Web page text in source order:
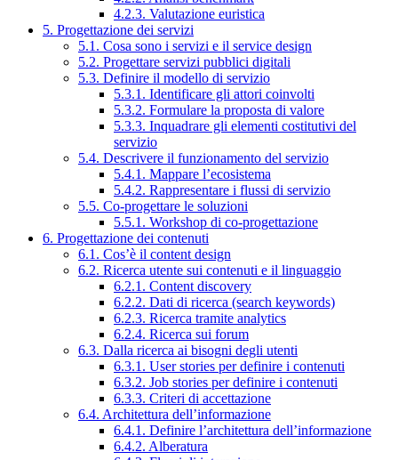
4.2.3. Valutazione euristica
5. Progettazione dei servizi
5.1. Cosa sono i servizi e il service design
5.2. Progettare servizi pubblici digitali
5.3. Definire il modello di servizio
5.3.1. Identificare gli attori coinvolti
5.3.2. Formulare la proposta di valore
5.3.3. Inquadrare gli elementi costitutivi del
servizio
5.4. Descrivere il funzionamento del servizio
5.4.1. Mappare l’ecosistema
5.4.2. Rappresentare i flussi di servizio
5.5. Co-progettare le soluzioni
5.5.1. Workshop di co-progettazione
6. Progettazione dei contenuti
6.1. Cos’è il content design
6.2. Ricerca utente sui contenuti e il linguaggio
6.2.1. Content discovery
6.2.2. Dati di ricerca (search keywords)
6.2.3. Ricerca tramite analytics
6.2.4. Ricerca sui forum
6.3. Dalla ricerca ai bisogni degli utenti
6.3.1. User stories per definire i contenuti
6.3.2. Job stories per definire i contenuti
6.3.3. Criteri di accettazione
6.4. Architettura dell’informazione
6.4.1. Definire l’architettura dell’informazione
6.4.2. Alberatura